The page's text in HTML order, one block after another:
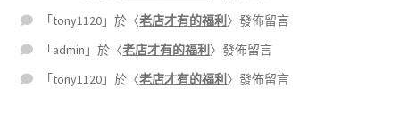
「tony1120 」於〈老店才有的福利 〉發佈留言
「admin 」於〈老店才有的福利 〉發佈留言
「tony1120 」於〈老店才有的福利 〉發佈留言